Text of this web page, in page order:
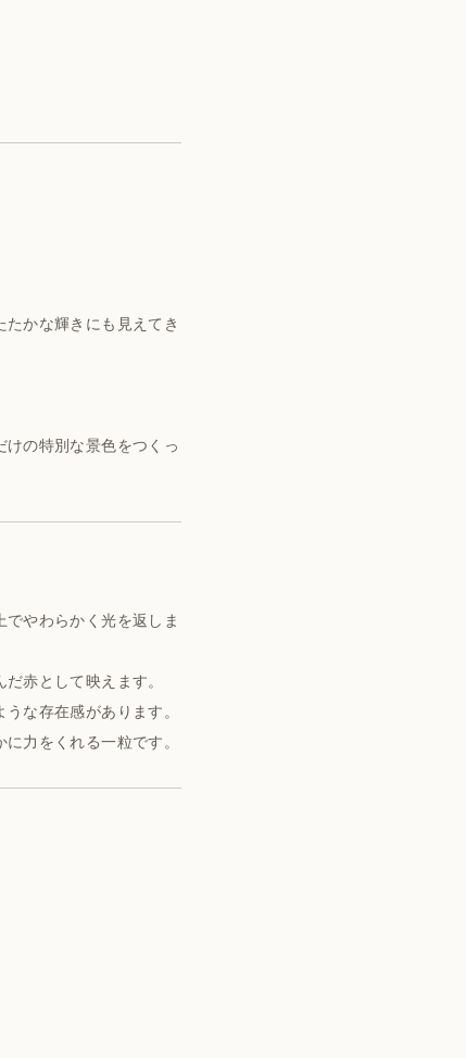
かな輝きにも見えてき
の特別な景色をつくっ
やわらかく光を返しま
赤として映えます。
な存在感があります。
力をくれる一粒です。